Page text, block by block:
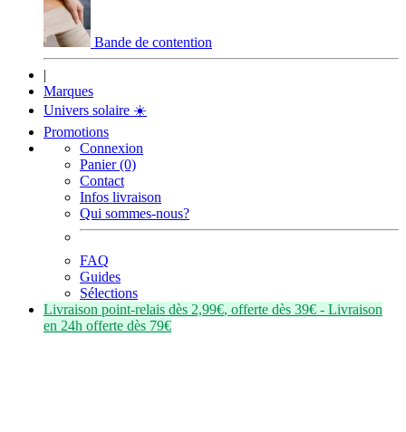
Bande de contention
|
Marques
Univers solaire ☀️
Promotions
Connexion
Panier (0)
Contact
Infos livraison
Qui sommes-nous?
FAQ
Guides
Sélections
Livraison point-relais dès 2,99€, offerte dès 39€ - Livraison
en 24h offerte dès 79€